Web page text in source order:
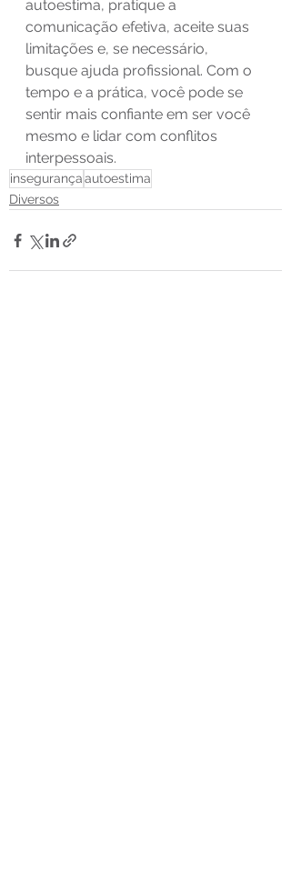
autoestima, pratique a
comunicação efetiva, aceite suas
limitações e, se necessário,
busque ajuda profissional. Com o
tempo e a prática, você pode se
sentir mais confiante em ser você
mesmo e lidar com conflitos
interpessoais.
insegurançaautoestima
Diversos